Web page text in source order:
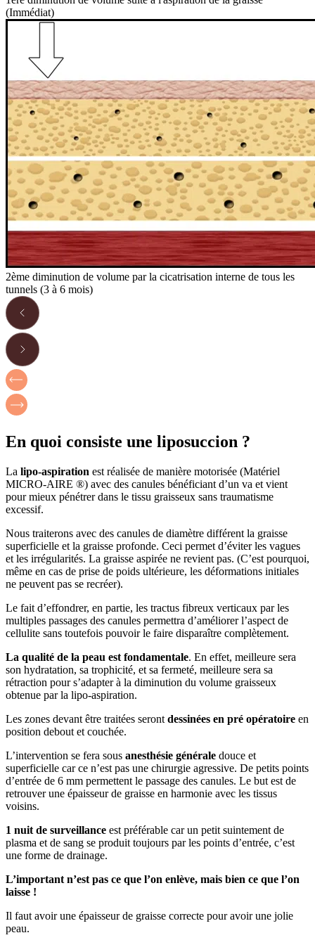
(Immédiat)
2ème diminution de volume par la cicatrisation interne de tous les
tunnels (3 à 6 mois)
En quoi consiste une liposuccion ?
La lipo-aspiration est réalisée de manière motorisée (Matériel
MICRO-AIRE ®) avec des canules bénéficiant d’un va et vient
pour mieux pénétrer dans le tissu graisseux sans traumatisme
excessif.
Nous traiterons avec des canules de diamètre différent la graisse
superficielle et la graisse profonde. Ceci permet d’éviter les vagues
et les irrégularités. La graisse aspirée ne revient pas. (C’est pourquoi,
même en cas de prise de poids ultérieure, les déformations initiales
ne peuvent pas se recréer).
Le fait d’effondrer, en partie, les tractus fibreux verticaux par les
multiples passages des canules permettra d’améliorer l’aspect de
cellulite sans toutefois pouvoir le faire disparaître complètement.
La qualité de la peau est fondamentale. En effet, meilleure sera
son hydratation, sa trophicité, et sa fermeté, meilleure sera sa
rétraction pour s’adapter à la diminution du volume graisseux
obtenue par la lipo-aspiration.
Les zones devant être traitées seront dessinées en pré opératoire en
position debout et couchée.
L’intervention se fera sous anesthésie générale douce et
superficielle car ce n’est pas une chirurgie agressive. De petits points
d’entrée de 6 mm permettent le passage des canules. Le but est de
retrouver une épaisseur de graisse en harmonie avec les tissus
voisins.
1 nuit de surveillance est préférable car un petit suintement de
plasma et de sang se produit toujours par les points d’entrée, c’est
une forme de drainage.
L’important n’est pas ce que l’on enlève, mais bien ce que l’on
laisse !
Il faut avoir une épaisseur de graisse correcte pour avoir une jolie
peau.